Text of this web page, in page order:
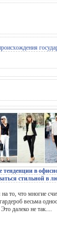
в
стильной в
то, что многие
весьма
далеко не так....